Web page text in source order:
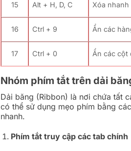
15 Alt + H, D, C Xóa
16 Ctrl + 9 Ẩn các
17 Ctrl + 0 Ẩn các cột
Nhóm phím tắt trên dải
Dải băng (Ribbon) là nơi chứa tất
có thể sử dụng mẹo phím bằng
nhanh.
Phím tắt truy cập các tab chính